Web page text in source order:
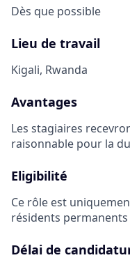
Dès que possible
Lieu de travail
Kigali, Rwanda
Avantages
Les stagiaires
raisonnable pour la
Eligibilité
Ce rôle est
résidents permanents
Délai de